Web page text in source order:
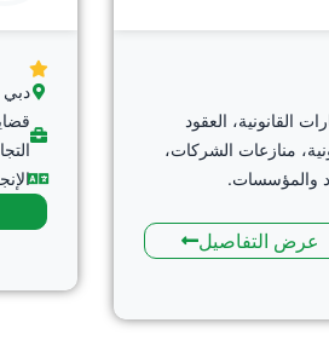
القانونية، العقود
منازعات الشركات،
والمؤسسات.
عرض التفاصيل
دبي